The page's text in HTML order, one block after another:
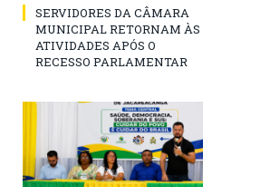
SERVIDORES DA CÂMARA
MUNICIPAL RETORNAM ÀS
ATIVIDADES APÓS O
RECESSO PARLAMENTAR